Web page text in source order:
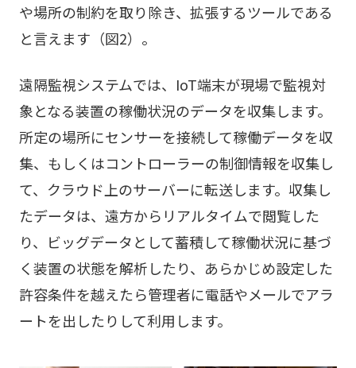
や場所の制約を取り除き、拡張するツールである
と言えます（図2）。
遠隔監視システムでは、IoT端末が現場で監視対
象となる装置の稼働状況のデータを収集します。
所定の場所にセンサーを接続して稼働データを収
集、もしくはコントローラーの制御情報を収集し
て、クラウド上のサーバーに転送します。収集し
たデータは、遠方からリアルタイムで閲覧した
り、ビッグデータとして蓄積して稼働状況に基づ
く装置の状態を解析したり、あらかじめ設定した
許容条件を越えたら管理者に電話やメールでアラ
ートを出したりして利用します。